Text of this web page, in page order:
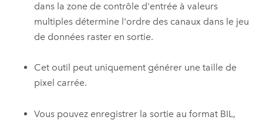
dans la zone de contrôle d'entrée à valeurs
multiples détermine l'ordre des canaux dans le jeu
de données raster en sortie.
Cet outil peut uniquement générer une taille de
pixel carrée.
Vous pouvez enregistrer la sortie au format BIL,